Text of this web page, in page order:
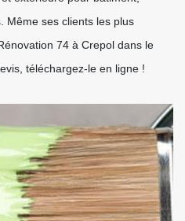
Même ses clients les plus
74 à Crepol dans le
téléchargez-le en ligne !